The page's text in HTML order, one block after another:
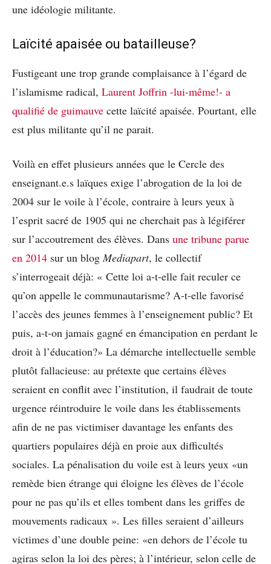
une idéologie militante.
Laïcité apaisée ou batailleuse?
Fustigeant une trop grande complaisance à l’égard de
l’islamisme radical, Laurent Joffrin -lui-même!- a
qualifié de guimauve cette laïcité apaisée. Pourtant, elle
est plus militante qu’il ne parait.
Voilà en effet plusieurs années que le Cercle des
enseignant.e.s laïques exige l’abrogation de la loi de
2004 sur le voile à l’école, contraire à leurs yeux à
l’esprit sacré de 1905 qui ne cherchait pas à légiférer
sur l’accoutrement des élèves. Dans une tribune parue
en 2014 sur un blog Mediapart, le collectif
s’interrogeait déjà: « Cette loi a-t-elle fait reculer ce
qu’on appelle le communautarisme? A-t-elle favorisé
l’accès des jeunes femmes à l’enseignement public? Et
puis, a-t-on jamais gagné en émancipation en perdant le
droit à l’éducation?» La démarche intellectuelle semble
plutôt fallacieuse: au prétexte que certains élèves
seraient en conflit avec l’institution, il faudrait de toute
urgence réintroduire le voile dans les établissements
afin de ne pas victimiser davantage les enfants des
quartiers populaires déjà en proie aux difficultés
sociales. La pénalisation du voile est à leurs yeux «un
remède bien étrange qui éloigne les élèves de l’école
pour ne pas qu’ils et elles tombent dans les griffes de
mouvements radicaux ». Les filles seraient d’ailleurs
victimes d’une double peine: «en dehors de l’école tu
agiras selon la loi des pères; à l’intérieur, selon celle de